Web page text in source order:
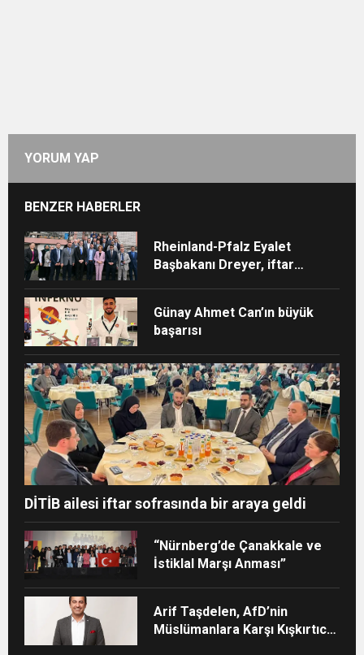
YORUM YAP
BENZER HABERLER
Rheinland-Pfalz Eyalet
Başbakanı Dreyer, iftar
Günay Ahmet Can’ın büyük
başarısı
DİTİB ailesi iftar sofrasında bir araya geldi
“Nürnberg’de Çanakkale ve
İstiklal Marşı Anması”
Arif Taşdelen, AfD’nin
Müslümanlara Karşı Kışkırtıcı